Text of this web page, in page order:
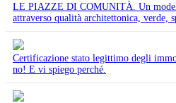
LE PIAZZE DI COMUNITÀ. Un
attraverso qualità architettonica, verde,
Certificazione stato legittimo degli
no! E vi spiego perché.